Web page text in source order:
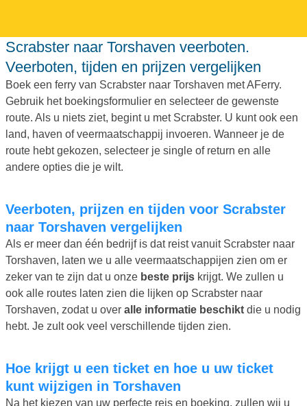
Scrabster naar Torshaven veerboten.
Veerboten, tijden en prijzen vergelijken
Boek een ferry van Scrabster naar Torshaven met AFerry.
Gebruik het boekingsformulier en selecteer de gewenste
route. Als u niets ziet, begint u met Scrabster. U kunt ook een
land, haven of veermaatschappij invoeren. Wanneer je de
route hebt gekozen, selecteer je single of return en alle
andere opties die je wilt.
Veerboten, prijzen en tijden voor Scrabster
naar Torshaven vergelijken
Als er meer dan één bedrijf is dat reist vanuit Scrabster naar
Torshaven, laten we u alle veermaatschappijen zien om er
zeker van te zijn dat u onze beste prijs krijgt. We zullen u
ook alle routes laten zien die lijken op Scrabster naar
Torshaven, zodat u over alle informatie beschikt die u nodig
hebt. Je zult ook veel verschillende tijden zien.
Hoe krijgt u een ticket en hoe u uw ticket
kunt wijzigen in Torshaven
Na het kiezen van uw perfecte reis en boeking, zullen wij u